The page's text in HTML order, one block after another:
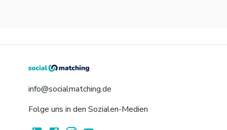
info@socialmatching.de
Folge uns in den Sozialen-Medien